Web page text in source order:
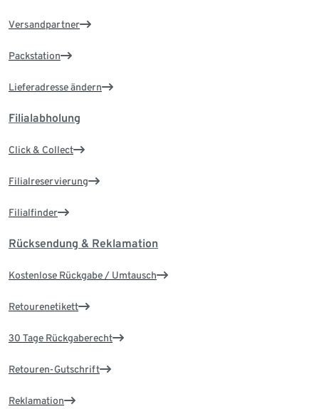
Versandpartner
Packstation
Lieferadresse ändern
Filialabholung
Click & Collect
Filialreservierung
Filialfinder
Rücksendung & Reklamation
Kostenlose Rückgabe / Umtausch
Retourenetikett
30 Tage Rückgaberecht
Retouren-Gutschrift
Reklamation